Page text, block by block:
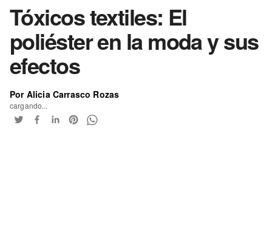
Tóxicos textiles: El
poliéster en la moda y sus
efectos
Por Alicia Carrasco Rozas
cargando...